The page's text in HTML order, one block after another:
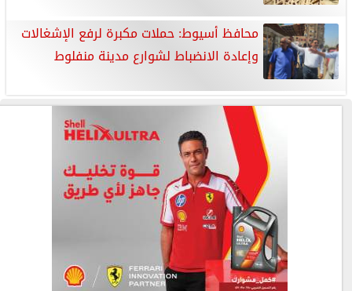
محافظ أسيوط: حملات مكبرة لرفع الإشغالات
وإعادة الانضباط لشوارع مدينة منفلوط